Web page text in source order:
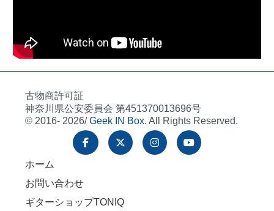
古物商許可証
神奈川県公安委員会 第451370013696号
© 2016- 2026/Geek IN Box. All Rights Reserved.
ホーム
お問い合わせ
ギターショップTONIQ